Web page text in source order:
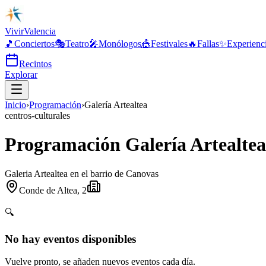
VivirValencia
🎵 Conciertos🎭Teatro🎤Monólogos🎪Festivales🔥Fallas✨
Recintos
Explorar
Inicio›Programación›Galería Artealtea
centros-culturales
Programación Galería Artealtea
Galeria Artealtea en el barrio de Canovas
Conde de Altea, 2
🔍
No hay eventos disponibles
Vuelve pronto, se añaden nuevos eventos cada día.